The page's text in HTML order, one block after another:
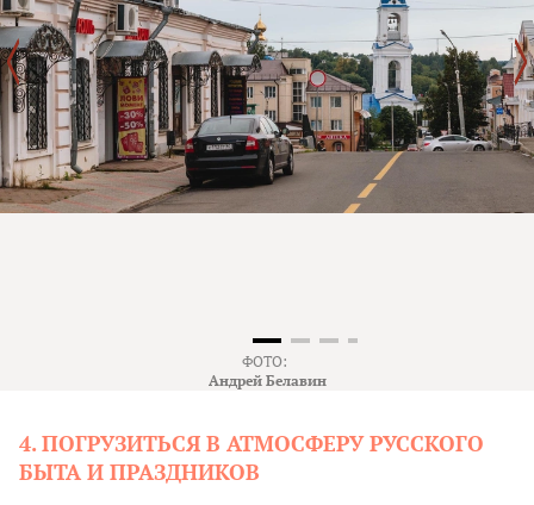
ФОТО:
Андрей Белавин
4. ПОГРУЗИТЬСЯ В АТМОСФЕРУ РУССКОГО
БЫТА И ПРАЗДНИКОВ